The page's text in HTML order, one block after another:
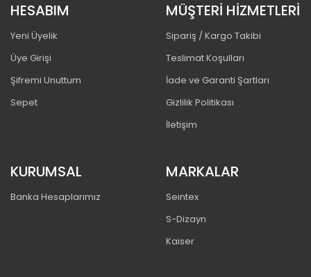
HESABIM
Yeni Üyelik
Üye Girişi
Şifremi Unuttum
Sepet
MÜŞTERİ HİZMETLERİ
Sipariş / Kargo Takibi
Teslimat Koşulları
İade ve Garanti Şartları
Gizlilik Politikası
İletişim
KURUMSAL
Banka Hesaplarımız
MARKALAR
Seintex
S-Dizayn
Kaiser